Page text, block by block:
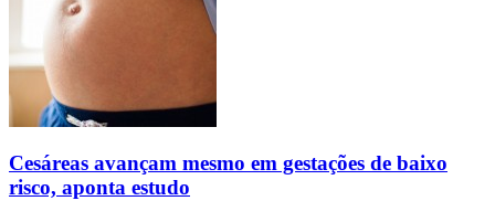
Cesáreas avançam mesmo em gestações de baixo
risco, aponta estudo